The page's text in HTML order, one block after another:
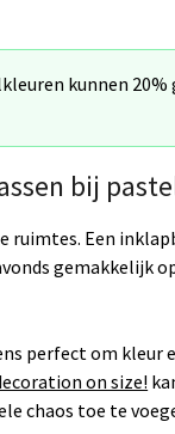
kunnen
bij
Een
gemakkelijk
perfect om kleur
on size!
chaos toe te